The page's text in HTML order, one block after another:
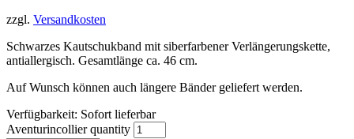
zzgl. Versandkosten
Schwarzes Kautschukband mit siberfarbener Verlängerungskette,
antiallergisch. Gesamtlänge ca. 46 cm.
Auf Wunsch können auch längere Bänder geliefert werden.
Verfügbarkeit: Sofort lieferbar
Aventurincollier quantity